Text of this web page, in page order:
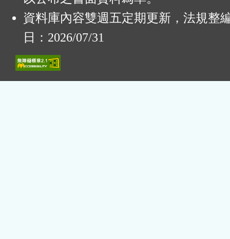
資料庫內容雙週五定期更新，法規整
日：2026/07/31